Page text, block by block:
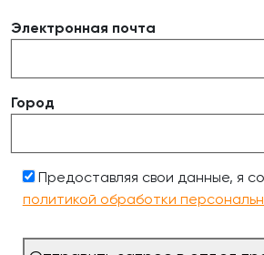
Электронная почта
Город
Предоставляя свои данные, я
политикой обработки